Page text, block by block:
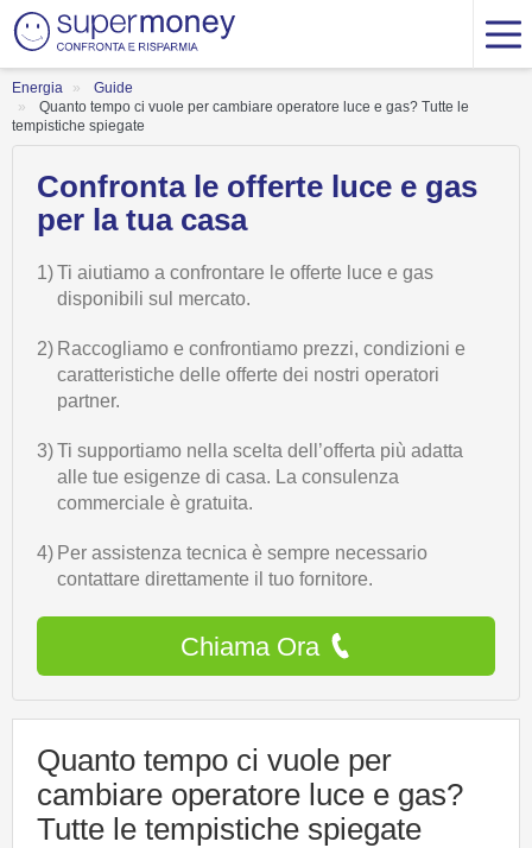
Energia
Guide
Quanto tempo ci vuole per cambiare operatore luce e gas? Tutte le
tempistiche spiegate
Confronta le offerte luce e gas
per la tua casa
1)Ti aiutiamo a confrontare le offerte luce e gas
disponibili sul mercato.
2) Raccogliamo e confrontiamo prezzi, condizioni e
caratteristiche delle offerte dei nostri operatori
partner.
3)Ti supportiamo nella scelta dell’offerta più adatta
alle tue esigenze di casa. La consulenza
commerciale è gratuita.
4) Per assistenza tecnica è sempre necessario
contattare direttamente il tuo fornitore.
Chiama Ora
Quanto tempo ci vuole per
cambiare operatore luce e gas?
Tutte le tempistiche spiegate